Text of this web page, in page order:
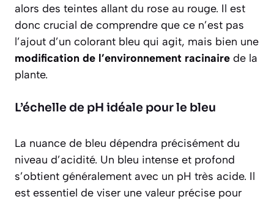
alors des teintes allant du rose au rouge. Il est
donc crucial de comprendre que ce n’est pas
l’ajout d’un colorant bleu qui agit, mais bien une
modification de l’environnement racinaire de la
plante.
L’échelle de pH idéale pour le bleu
La nuance de bleu dépendra précisément du
niveau d’acidité. Un bleu intense et profond
s’obtient généralement avec un pH très acide. Il
est essentiel de viser une valeur précise pour